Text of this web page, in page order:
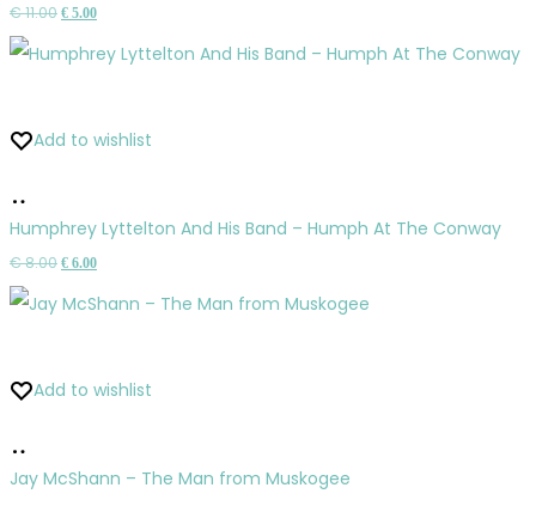
košíka
€11.00Pôvodná
bola:
€ 5.00Aktuálna
je:
Add to wishlist
do
košíka
Humphrey Lyttelton And His Band – Humph At The Conway
€8.00Pôvodná
€ 6.00Aktuálna
Add to wishlist
do
Jay McShann – The Man from Muskogee